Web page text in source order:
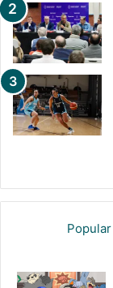
Popular